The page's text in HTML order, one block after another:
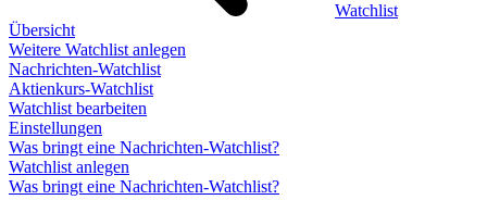
Watchlist
Übersicht
Weitere Watchlist anlegen
Nachrichten-Watchlist
Aktienkurs-Watchlist
Watchlist bearbeiten
Einstellungen
Was bringt eine Nachrichten-Watchlist?
Watchlist anlegen
Was bringt eine Nachrichten-Watchlist?